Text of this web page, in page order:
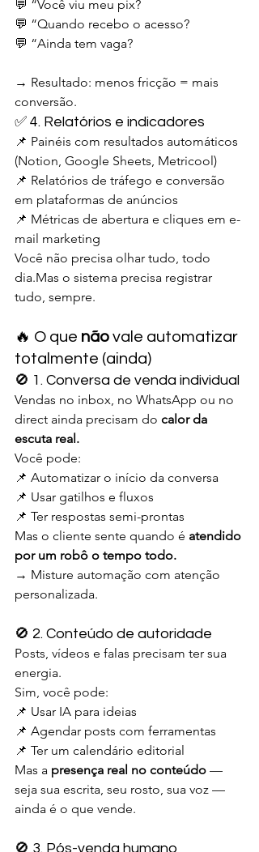
💬 “Você viu meu pix?
💬 “Quando recebo o acesso?
💬 “Ainda tem vaga?
→ Resultado: menos fricção = mais
conversão.
✅ 4. Relatórios e indicadores
📌 Painéis com resultados automáticos
(Notion, Google Sheets, Metricool)
📌 Relatórios de tráfego e conversão
em plataformas de anúncios
📌 Métricas de abertura e cliques em e-
mail marketing
Você não precisa olhar tudo, todo
dia.Mas o sistema precisa registrar
tudo, sempre.
🔥 O que não vale automatizar
totalmente (ainda)
🚫 1. Conversa de venda individual
Vendas no inbox, no WhatsApp ou no
direct ainda precisam do calor da
escuta real.
Você pode:
📌 Automatizar o início da conversa
📌 Usar gatilhos e fluxos
📌 Ter respostas semi-prontas
Mas o cliente sente quando é atendido
por um robô o tempo todo.
→ Misture automação com atenção
personalizada.
🚫 2. Conteúdo de autoridade
Posts, vídeos e falas precisam ter sua
energia.
Sim, você pode:
📌 Usar IA para ideias
📌 Agendar posts com ferramentas
📌 Ter um calendário editorial
Mas a presença real no conteúdo —
seja sua escrita, seu rosto, sua voz —
ainda é o que vende.
🚫 3. Pós-venda humano